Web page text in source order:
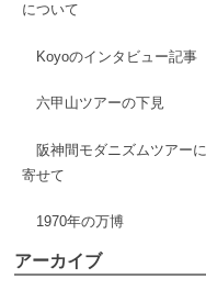
について
Koyoのインタビュー記事
六甲山ツアーの下見
阪神間モダニズムツアーに
寄せて
1970年の万博
アーカイブ